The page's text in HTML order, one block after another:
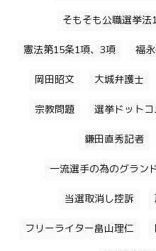
そもそも公職選挙
憲法第15条1項、3項 福
岡田昭文 大城弁護士
宗教問題 選挙ドットコ
鎌田直秀記者
一流選手の為のグラン
当選取消し控訴
フリーライター畠山理仁